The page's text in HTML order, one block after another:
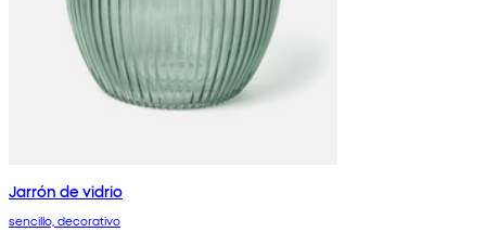
Jarrón de vidrio
sencillo, decorativo